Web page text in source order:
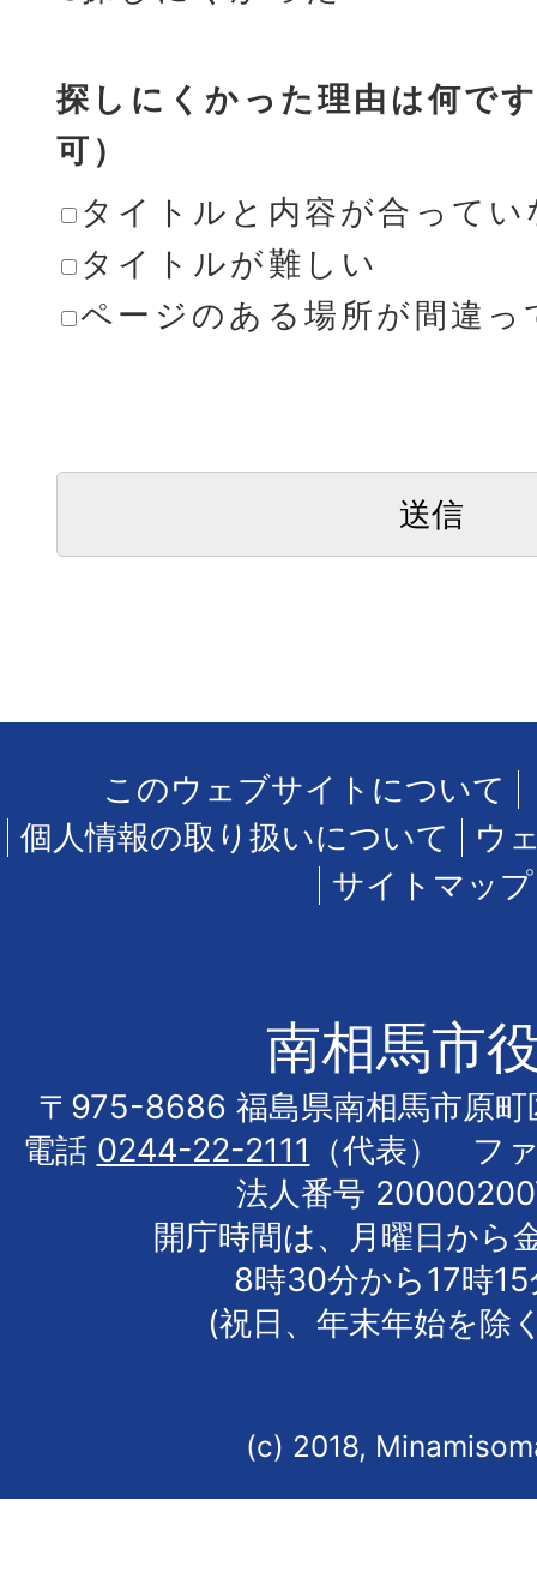
探しにくかった理由は何で
可）
タイトルと内容が合ってい
タイトルが難しい
ページのある場所が間違っ
このウェブサイトについて
個人情報の取り扱いについて
ウ
サイトマップ
南相馬市
〒975-8686 福島県南相馬市原町
電話 0244-22-2111
（代表） フ
法人番号
開庁時間は、月曜日から
8時30分から17時
(祝日、年末年始を除
(c) 2018,